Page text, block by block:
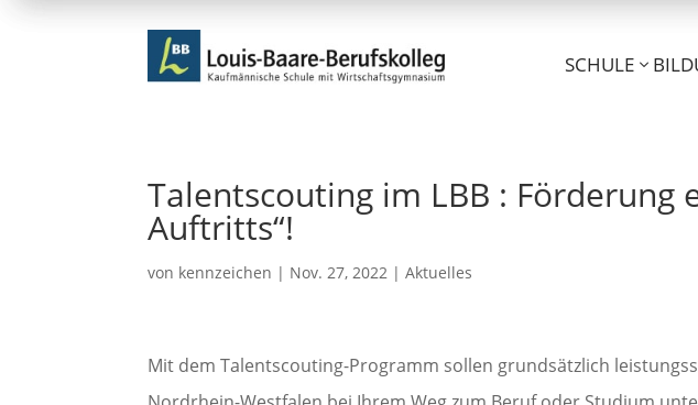
SCHULE
Talentscouting im LBB : Förderung
Auftritts“!
von kennzeichen | Nov. 27, 2022 |Aktuelles
Mit dem Talentscouting-Programm sollen grundsätzlich